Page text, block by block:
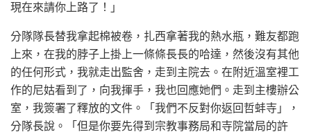
現在來請你上路了！」
分隊隊長替我拿起棉被卷，扎西拿著我的熱水瓶，難友都跑
上來，在我的脖子上掛上一條條長長的哈達，然後沒有其他
的任何形式，我就走出監舍，走到主院去。在附近溫室裡工
作的尼姑看到了，向我揮手，我也回應她們。走到主樓辦公
室，我簽署了釋放的文件。「我們不反對你返回哲蚌寺」，
分隊長說。「但是你要先得到宗教事務局和寺院當局的許